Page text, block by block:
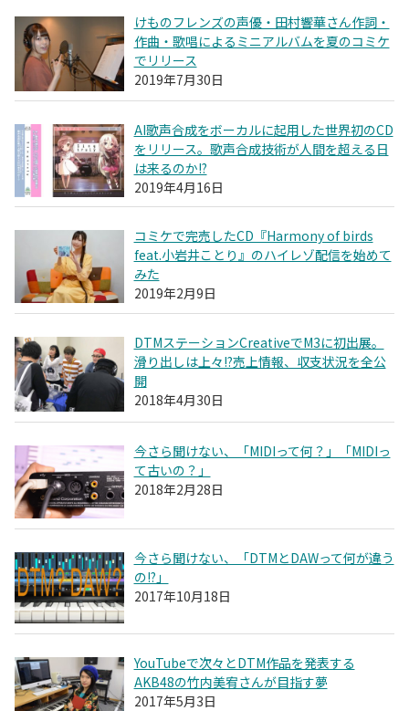
けものフレンズの声優・田村響華さん作詞・
作曲・歌唱によるミニアルバムを夏のコミケ
でリリース
2019年7月30日
AI歌声合成をボーカルに起用した世界初のCD
をリリース。歌声合成技術が人間を超える日
は来るのか!?
2019年4月16日
コミケで完売したCD『Harmony of birds
feat.小岩井ことり』のハイレゾ配信を始めて
みた
2019年2月9日
DTMステーションCreativeでM3に初出展。
滑り出しは上々!?売上情報、収支状況を全公
開
2018年4月30日
今さら聞けない、「MIDIって何？」「MIDIっ
て古いの？」
2018年2月28日
今さら聞けない、「DTMとDAWって何が違う
の!?」
2017年10月18日
YouTubeで次々とDTM作品を発表する
AKB48の竹内美宥さんが目指す夢
2017年5月3日